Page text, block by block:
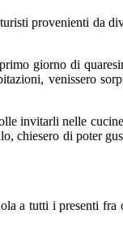
provenienti da
giorno di
venissero
invitarli nelle
chiesero di poter
a tutti i presenti fra